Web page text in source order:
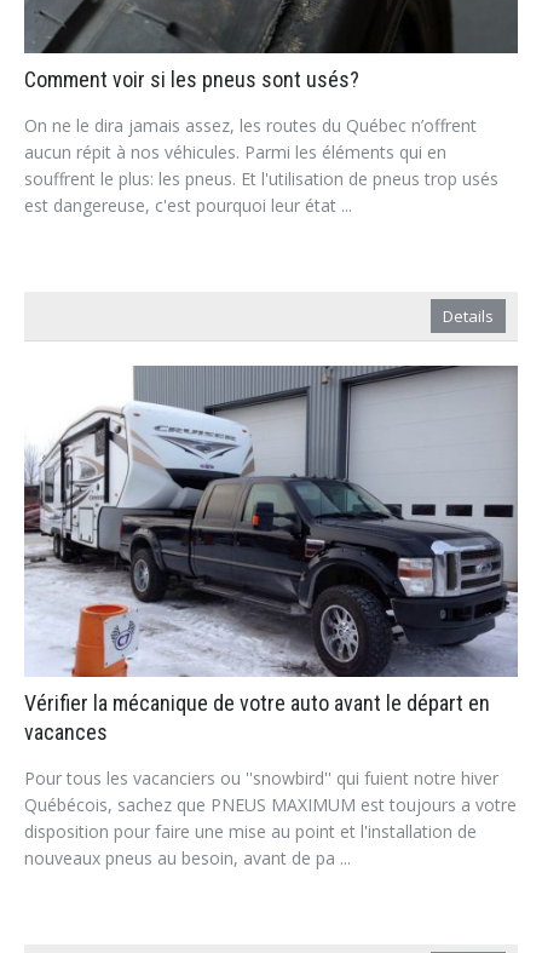
Comment voir si les pneus sont usés?
On ne le dira jamais assez, les routes du Québec n’offrent
aucun répit à nos véhicules. Parmi les éléments qui en
souffrent le plus: les pneus. Et l'utilisation de pneus trop usés
est dangereuse, c'est pourquoi leur état ...
Details
Vérifier la mécanique de votre auto avant le départ en
vacances
Pour tous les vacanciers ou ''snowbird'' qui fuient notre hiver
Québécois, sachez que PNEUS MAXIMUM est toujours a votre
disposition pour faire une mise au point et l'installation de
nouveaux pneus au besoin, avant de pa ...